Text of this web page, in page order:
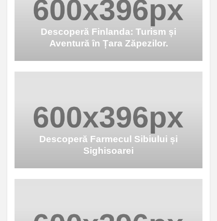
Descoperă Finlanda: Turism și
Aventură în Țara Zăpezilor.
Descoperă Farmecul Sibiului și
Sighisoarei